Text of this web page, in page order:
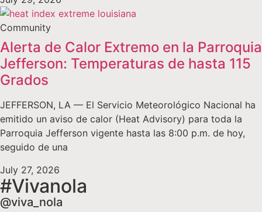
Community
Alerta de Calor Extremo en la Parroquia
Jefferson: Temperaturas de hasta 115
Grados
JEFFERSON, LA — El Servicio Meteorológico Nacional ha
emitido un aviso de calor (Heat Advisory) para toda la
Parroquia Jefferson vigente hasta las 8:00 p.m. de hoy,
seguido de una
July 27, 2026
#Vivanola
@viva_nola